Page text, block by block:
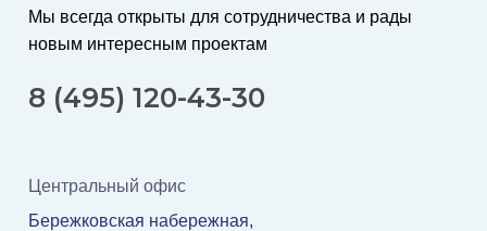
Центральный офис
Бережковская набережная,
Мы всегда открыты для сотрудничества и рады
новым интересным проектам
8 (495) 120-43-30